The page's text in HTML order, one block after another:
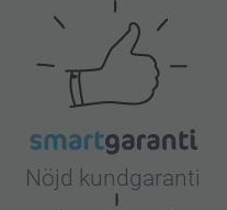
Nöjd kundgaranti